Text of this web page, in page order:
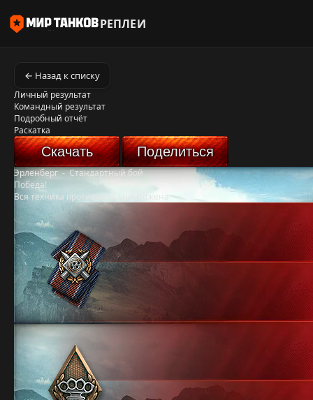
РЕПЛЕИ
← Назад к списку
Личный результат
Командный результат
Подробный отчёт
Раскатка
Скачать Поделиться
Эрленберг-Стандартный бой
Победа!
Вся техника противника уничтожена